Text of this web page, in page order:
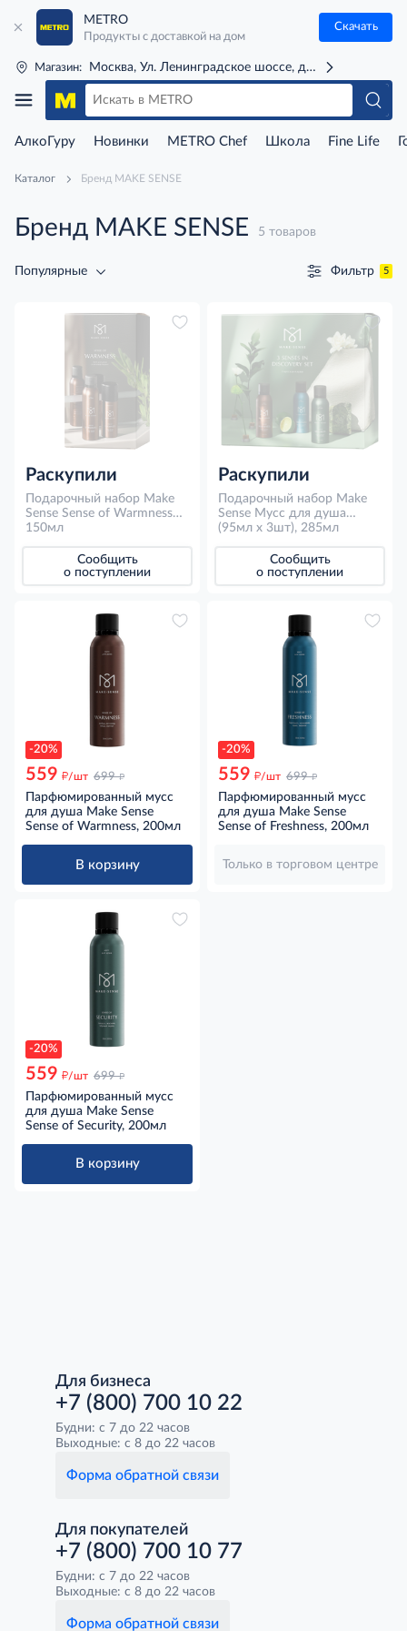
METRO
Продукты с доставкой на дом
Скачать
Магазин: Москва, Ул. Ленинградское шоссе, д. 71Г (м. Речной
АлкоГуру Новинки METRO Chef Школа Fine Life
Каталог Бренд MAKE SENSE
Бренд MAKE SENSE 5 товаров
Популярные Фильтр 5
Раскупили
Подарочный набор Make
Sense Sense of Warmness
Мусс для душа 200мл и
150мл
Сообщить
о поступлении
Раскупили
Подарочный набор Make
Sense Мусс для душа
Sense of Warmness и Sense
Freshness (95мл x 3шт),
(95мл x 3шт), 285мл
Сообщить
о поступлении
-20%
559 д/шт 699 д
Парфюмированный мусс
для душа Make Sense
Sense of Warmness, 200мл
В корзину
-20%
559 д/шт 699 д
Парфюмированный мусс
для душа Make Sense
Sense of Freshness, 200мл
Только в торговом центре
-20%
559 д/шт 699 д
Парфюмированный мусс
для душа Make Sense
Sense of Security, 200мл
В корзину
Для бизнеса
+7 (800) 700 10 22
Будни: с 7 до 22 часов
Выходные: с 8 до 22 часов
Форма обратной связи
Для покупателей
+7 (800) 700 10 77
Будни: с 7 до 22 часов
Выходные: с 8 до 22 часов
Форма обратной связи